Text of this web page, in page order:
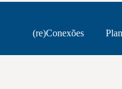
(re)Conexões